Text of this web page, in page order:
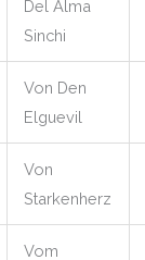
Del Alma
Sinchi
Von Den
Elguevil
Von
Starkenherz
Vom